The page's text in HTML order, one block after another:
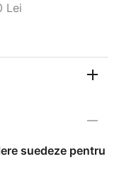
Lei
suedeze pentru